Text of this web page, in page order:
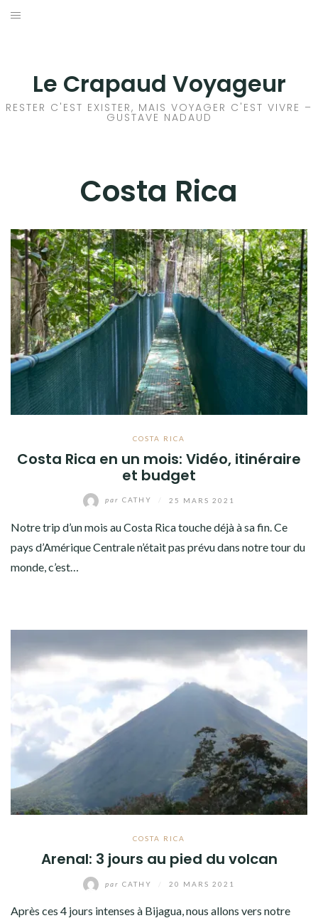
Aller
Le Crapaud Voyageur
RESTER C'EST EXISTER, MAIS VOYAGER C'EST VIVRE –
GUSTAVE NADAUD
Costa Rica
COSTA RICA
Costa Rica en un mois: Vidéo, itinéraire
et budget
par CATHY 25 MARS 2021
Notre trip d’un mois au Costa Rica touche déjà à sa fin. Ce
pays d’Amérique Centrale n’était pas prévu dans notre tour du
monde, c’est…
COSTA RICA
Arenal: 3 jours au pied du volcan
par CATHY 20 MARS 2021
Après ces 4 jours intenses à Bijagua, nous allons vers notre
EUROPE
AMÉRIQUE DU NORD
AMÉRIQUE CENTRALE
COSTA RICA
AMÉRIQUE DU SUD
TOUR DU MONDE 2020-2021
AMÉRIQUE DU SUD
ETATS-UNIS
COSTA RICA
CONTACT